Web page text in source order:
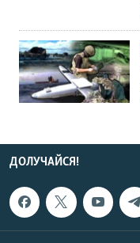
ДОЛУЧАЙСЯ!